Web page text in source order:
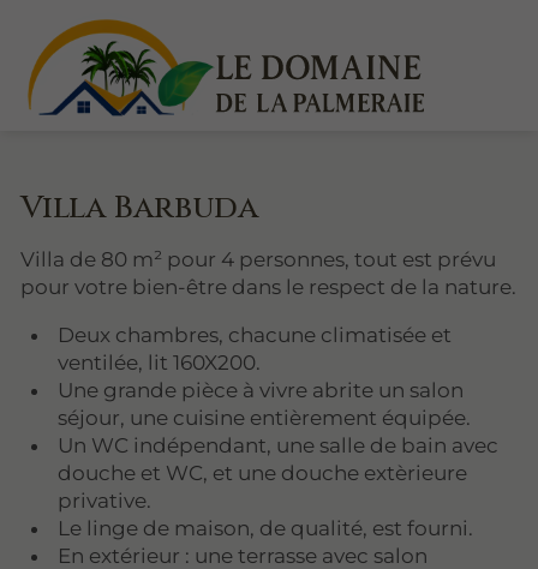
Villa Barbuda
Villa de 80 m² pour 4 personnes, tout est prévu
pour votre bien-être dans le respect de la nature.
Deux chambres, chacune climatisée et
ventilée, lit 160X200.
Une grande pièce à vivre abrite un salon
séjour, une cuisine entièrement équipée.
Un WC indépendant, une salle de bain avec
douche et WC, et une douche extèrieure
privative.
Le linge de maison, de qualité, est fourni.
En extérieur : une terrasse avec salon